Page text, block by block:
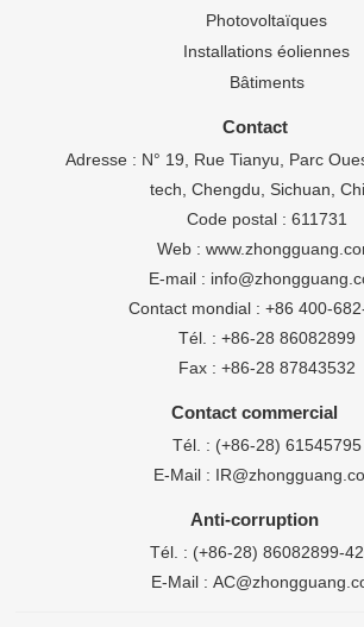
Photovoltaïques
Installations éoliennes
Bâtiments
Contact
Adresse : N° 19, Rue Tianyu, Parc
tech, Chengdu, Sichuan,
Code postal : 611731
Web :
E-mail :
Contact mondial : +86 400-
Tél. : +86-28 86082899
Fax : +86-28 87843532
Contact commercial
Tél. : (+86-28) 61545795
E-Mail :
Anti-corruption
Tél. : (+86-28) 86082899-
E-Mail :